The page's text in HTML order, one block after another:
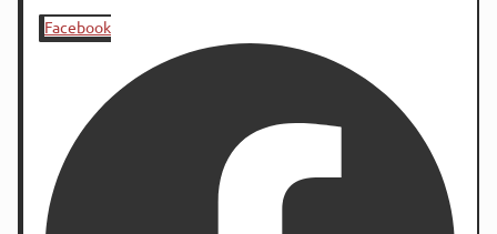
Facebook